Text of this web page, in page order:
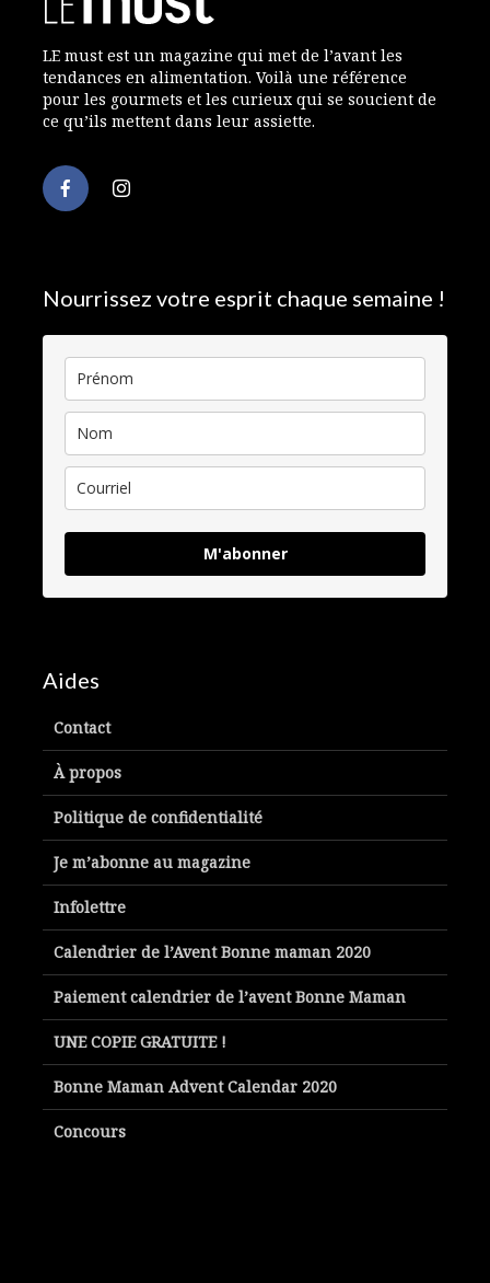
LE must est un magazine qui met de l’avant les
tendances en alimentation. Voilà une référence
pour les gourmets et les curieux qui se soucient de
ce qu’ils mettent dans leur assiette.
Nourrissez votre esprit chaque semaine !
M'abonner
Aides
Contact
À propos
Politique de confidentialité
Je m’abonne au magazine
Infolettre
Calendrier de l’Avent Bonne maman 2020
Paiement calendrier de l’avent Bonne Maman
UNE COPIE GRATUITE !
Bonne Maman Advent Calendar 2020
Concours